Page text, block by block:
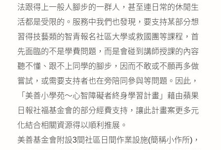
法跟得上一般人腳步的一群人，甚至連日常的休閒生
活都是受限的。服務中我們也發現，要支持某部分想
習得技藝類的智青報名社區大學或救國團等課程，首
先面臨的不是學費問題，而是會碰到講師授課的內容
聽不懂、跟不上同學的腳步，因而不敢或不願再多做
嘗試，或需要支持者也在旁陪同參與等問題。因此，
「美善小學苑～心智障礙者終身學習計畫」藉由蘋果
日報社福基金會的部分經費支持，讓此計畫案更多元
化結合相關資源得以順利推展。
美善基金會附設3間社區日間作業設施(簡稱小作所)，